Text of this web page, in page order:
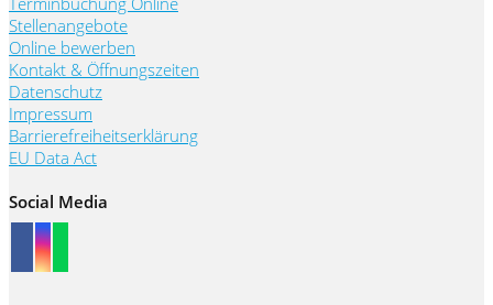
Stellenangebote
Online bewerben
Kontakt & Öffnungszeiten
Datenschutz
Impressum
Barrierefreiheitserklärung
EU Data Act
Social Media